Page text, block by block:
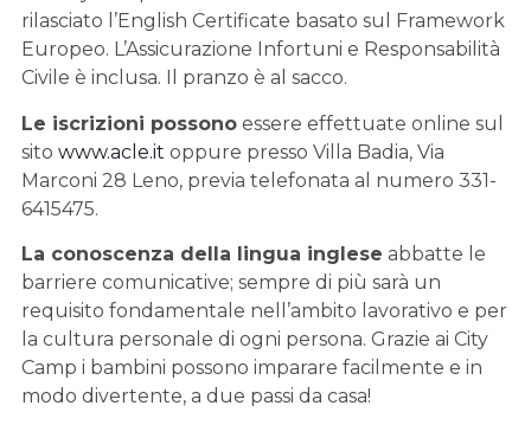
rilasciato l’English Certificate basato sul Framework
Europeo. L’Assicurazione Infortuni e Responsabilità
Civile è inclusa. Il pranzo è al sacco.
Le iscrizioni possonoessere effettuate online sul
sito www.acle.it oppure presso Villa Badia, Via
Marconi 28 Leno, previa telefonata al numero 331-
6415475.
La conoscenza della lingua inglese abbatte le
barriere comunicative; sempre di più sarà un
requisito fondamentale nell’ambito lavorativo e per
la cultura personale di ogni persona. Grazie ai City
Camp i bambini possono imparare facilmente e in
modo divertente, a due passi da casa!